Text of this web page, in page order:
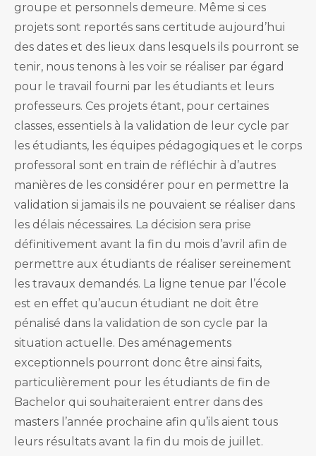
groupe et personnels demeure. Même si ces
projets sont reportés sans certitude aujourd’hui
des dates et des lieux dans lesquels ils pourront se
tenir, nous tenons à les voir se réaliser par égard
pour le travail fourni par les étudiants et leurs
professeurs. Ces projets étant, pour certaines
classes, essentiels à la validation de leur cycle par
les étudiants, les équipes pédagogiques et le corps
professoral sont en train de réfléchir à d’autres
manières de les considérer pour en permettre la
validation si jamais ils ne pouvaient se réaliser dans
les délais nécessaires. La décision sera prise
définitivement avant la fin du mois d’avril afin de
permettre aux étudiants de réaliser sereinement
les travaux demandés. La ligne tenue par l’école
est en effet qu’aucun étudiant ne doit être
pénalisé dans la validation de son cycle par la
situation actuelle. Des aménagements
exceptionnels pourront donc être ainsi faits,
particulièrement pour les étudiants de fin de
Bachelor qui souhaiteraient entrer dans des
masters l’année prochaine afin qu’ils aient tous
leurs résultats avant la fin du mois de juillet.